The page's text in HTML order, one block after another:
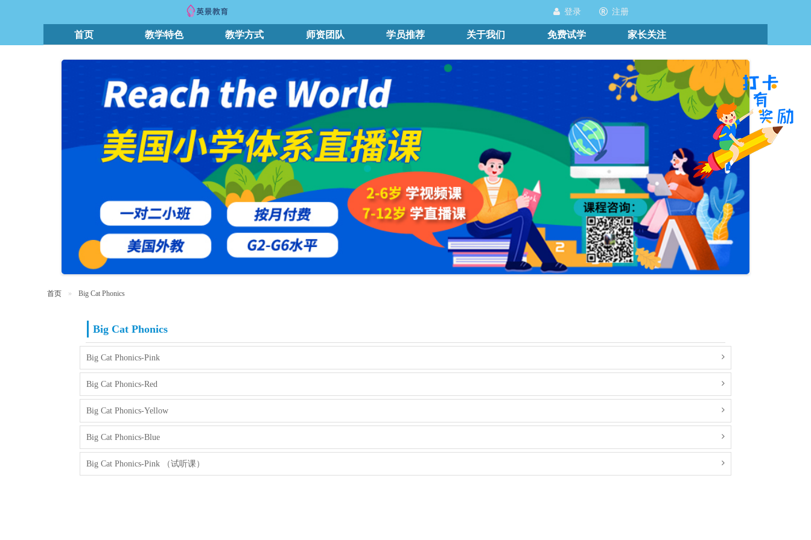
登录 注册
首页 教学特色 教学方式 师资团队 学员推荐 关于我们 免费试学 家长关注
首页 Big Cat Phonics
Big Cat Phonics
Big Cat Phonics-Pink
Big Cat Phonics-Red
Big Cat Phonics-Yellow
Big Cat Phonics-Blue
Big Cat Phonics-Pink （试听课）